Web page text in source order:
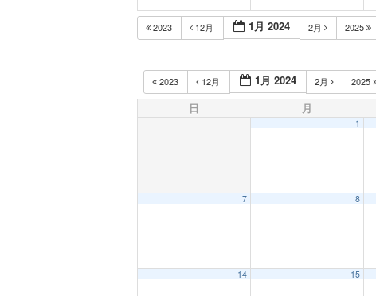
2023 12月 1月 2024 2月 2025
2023 12月 1月 2024 2月 2025
日 月
1
7 8
14 15